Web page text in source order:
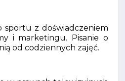
sportu z doświadczeniem
i marketingu. Pisanie o
od codziennych zajęć.